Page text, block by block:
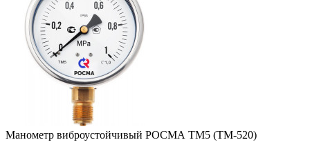
Манометр виб­ро­ус­той­чи­вый РОСМА ТМ5 (ТМ-520)